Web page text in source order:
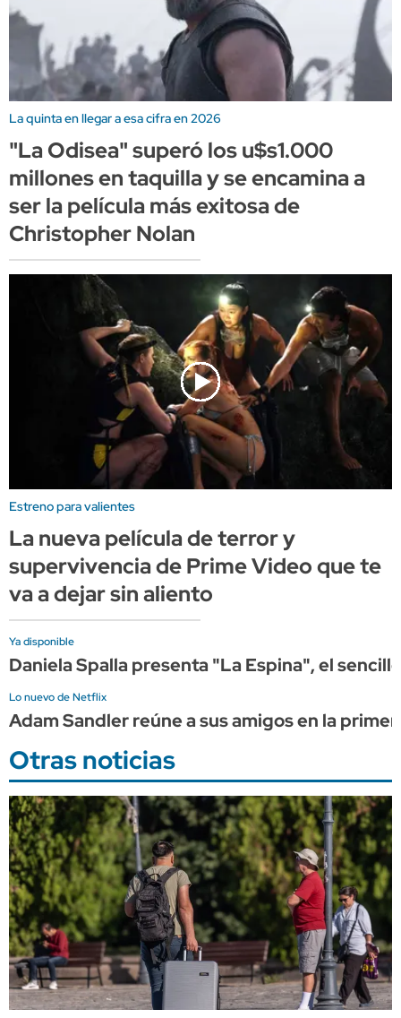
La quinta en llegar a esa cifra en 2026
"La Odisea" superó los u$s1.000
millones en taquilla y se encamina a
ser la película más exitosa de
Christopher Nolan
Estreno para valientes
La nueva película de terror y
supervivencia de Prime Video que te
va a dejar sin aliento
Ya disponible
Daniela Spalla presenta "La Espina", el
Lo nuevo de Netflix
Adam Sandler reúne a sus amigos en la
Otras noticias